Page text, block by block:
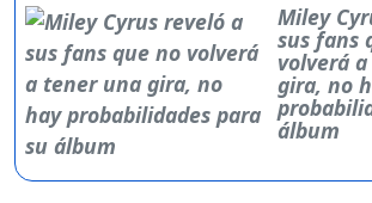
Miley
sus fans
volverá
gira, no
álbum